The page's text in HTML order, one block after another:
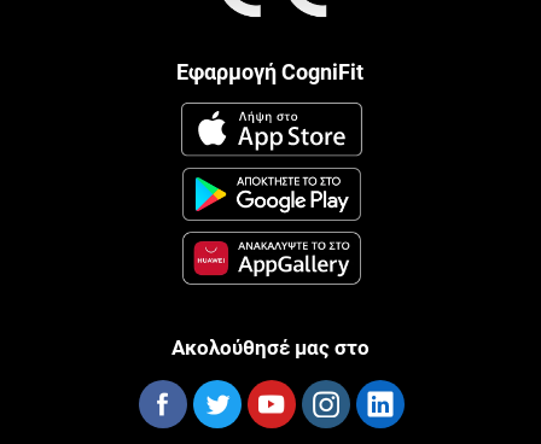
Εφαρμογή CogniFit
Ακολούθησέ μας στο